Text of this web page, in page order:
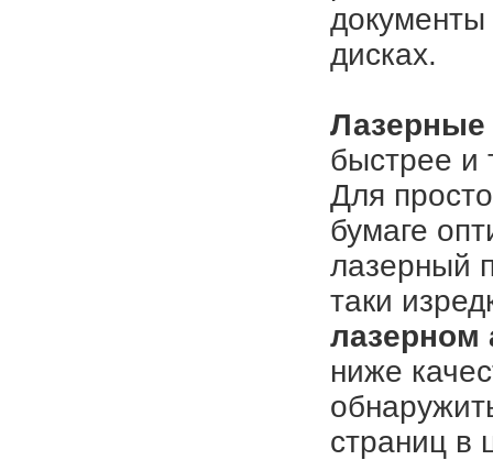
документы
дисках.
Лазерные
быстрее и
Для
бумаге
лазерный
таки
лазерном
ниже
страниц в